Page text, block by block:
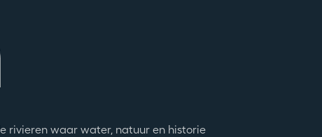
rivieren waar water, natuur en historie